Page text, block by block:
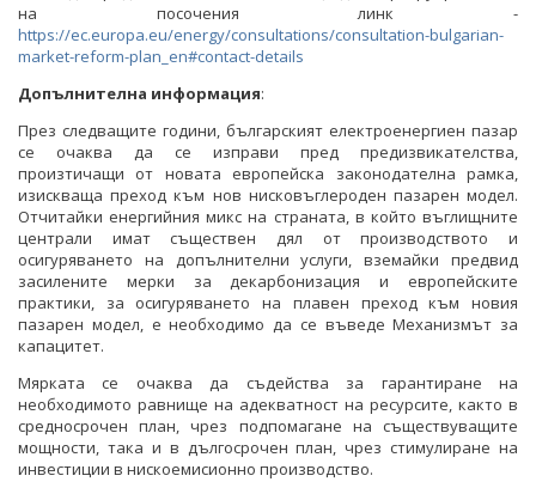
на посочения линк -
https://ec.europa.eu/energy/consultations/consultation-bulgarian-
market-reform-plan_en#contact-details
Допълнителна информация:
През следващите години, българският електроенергиен пазар
се очаква да се изправи пред предизвикателства,
произтичащи от новата европейска законодателна рамка,
изискваща преход към нов нисковъглероден пазарен модел.
Отчитайки енергийния микс на страната, в който въглищните
централи имат съществен дял от производството и
осигуряването на допълнителни услуги, вземайки предвид
засилените мерки за декарбонизация и европейските
практики, за осигуряването на плавен преход към новия
пазарен модел, е необходимо да се въведе Механизмът за
капацитет.
Мярката се очаква да съдейства за гарантиране на
необходимото равнище на адекватност на ресурсите, както в
средносрочен план, чрез подпомагане на съществуващите
мощности, така и в дългосрочен план, чрез стимулиране на
инвестиции в нискоемисионно производство.